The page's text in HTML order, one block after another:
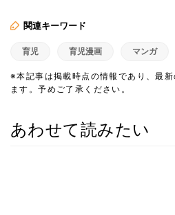
関連キーワード
育児 育児漫画 マンガ
※本記事は掲載時点の情報であり、最
ます。予めご了承ください。
あわせて読みたい